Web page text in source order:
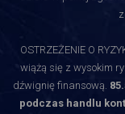
OSTRZEŻENIE O
wiążą się z wysokim
dźwignię finansową.
podczas handlu